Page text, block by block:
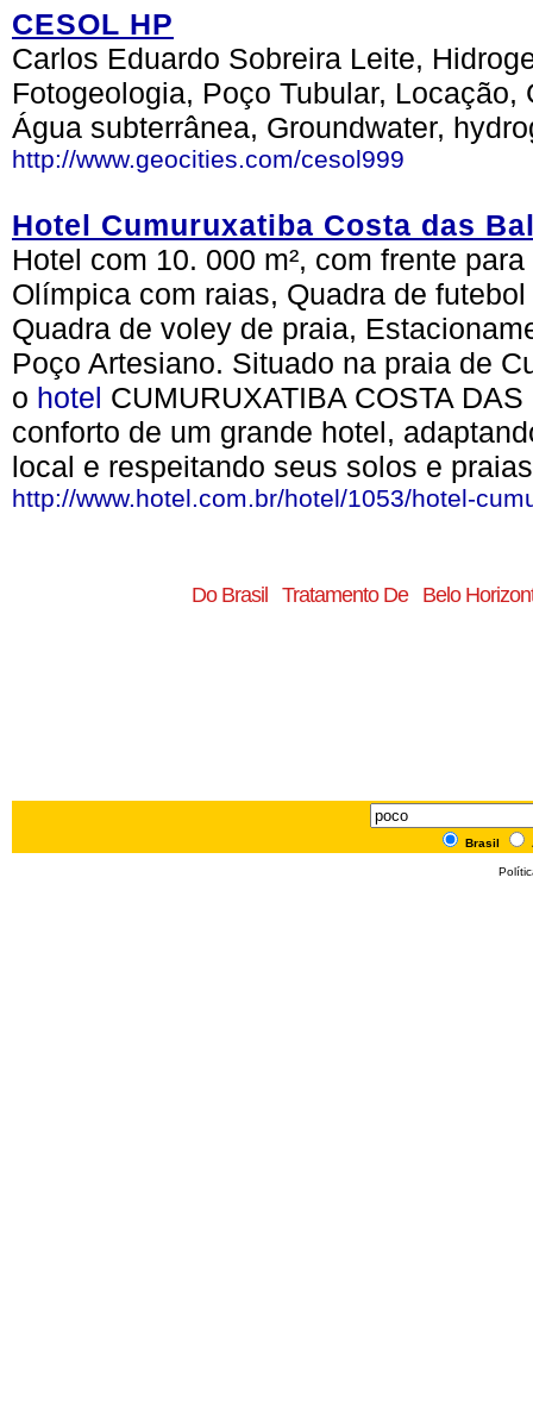
CESOL HP
Carlos Eduardo Sobreira Leite,
Fotogeologia, Poço Tubular,
Água subterrânea, Groundwater,
http://www.geocities.com/cesol999
Hotel Cumuruxatiba Costa das
Hotel com 10. 000 m², com frente
Olímpica com raias, Quadra de
Quadra de voley de praia,
Poço Artesiano. Situado na praia de
o hotel CUMURUXATIBA COSTA
conforto de um grande hotel,
local e respeitando seus solos e
http://www.hotel.com.br/hotel/1053/hotel-
Do Brasil Tratamento De Belo
Brasil